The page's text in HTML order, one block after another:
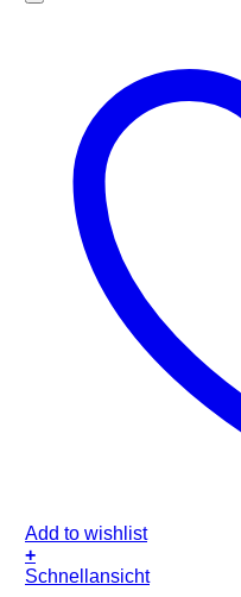
Add to wishlist
+
Schnellansicht